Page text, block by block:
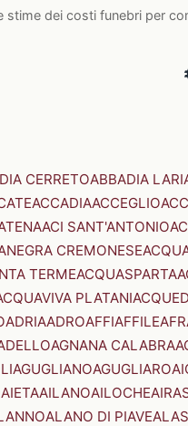
stime dei costi funebri per
CERRETOABBADIA
ACCADIAACCEGLIO
ACI SANT'ANTONIO
CREMONESE
TERMEACQUASPARTA
PLATANI
ADRIAADROAFFIAFFILE
AGNANA CALABRA
AGUGLIANOAGUGLIARO
AIETAAILANOAILOCHE
ALANO DI PIAVE